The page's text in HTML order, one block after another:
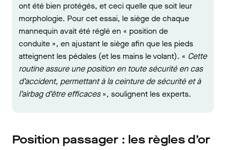
ont été bien protégés, et ceci quelle que soit leur
morphologie. Pour cet essai, le siège de chaque
mannequin avait été réglé en « position de
conduite », en ajustant le siège afin que les pieds
atteignent les pédales (et les mains le volant). « Cette
routine assure une position en toute sécurité en cas
d’accident, permettant à la ceinture de sécurité et à
l’airbag d’être efficaces», soulignent les experts.
Position passager : les règles d’or